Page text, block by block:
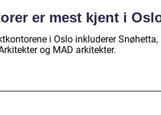
er mest kjent i
i Oslo inkluderer Snøhetta,
og MAD arkitekter.